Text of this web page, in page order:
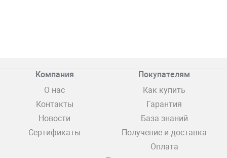
Компания
О нас
Контакты
Новости
Сертификаты
Покупателям
Как купить
Гарантия
База знаний
Получение и доставка
Оплата